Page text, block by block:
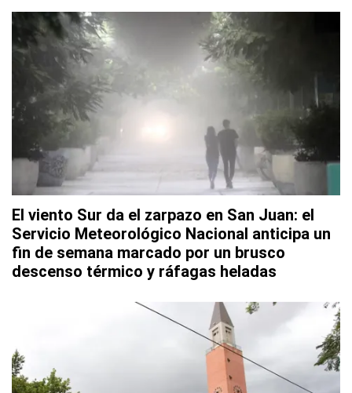
El viento Sur da el zarpazo en San Juan: el
Servicio Meteorológico Nacional anticipa un
fin de semana marcado por un brusco
descenso térmico y ráfagas heladas